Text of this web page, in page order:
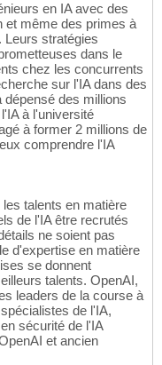
en IA avec des
et même des primes à
Leurs stratégies
dans le
chez les concurrents
sur l'IA dans des
des millions
à l'université
à former 2 millions de
comprendre l'IA
talents en matière
de l'IA être recrutés
ne soient pas
d'expertise en matière
se donnent
talents. OpenAI,
leaders de la course à
de l'IA,
sécurité de l'IA
et ancien